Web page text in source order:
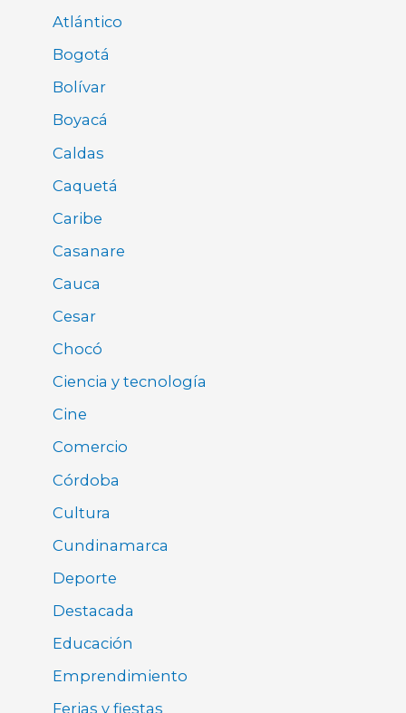
Atlántico
Bogotá
Bolívar
Boyacá
Caldas
Caquetá
Caribe
Casanare
Cauca
Cesar
Chocó
Ciencia y tecnología
Cine
Comercio
Córdoba
Cultura
Cundinamarca
Deporte
Destacada
Educación
Emprendimiento
Ferias y fiestas